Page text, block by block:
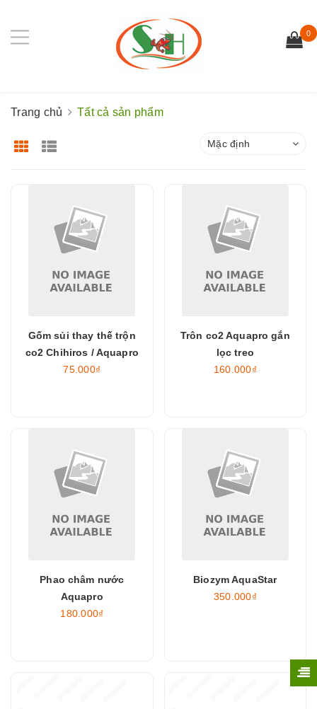
0
Trang chủ Tất cả sản phẩm
Mặc định
Gốm sủi thay thế trộn
co2 Chihiros / Aquapro
75.000₫
Trôn co2 Aquapro gắn
lọc treo
160.000₫
Phao châm nước
Aquapro
180.000₫
Biozym AquaStar
350.000₫